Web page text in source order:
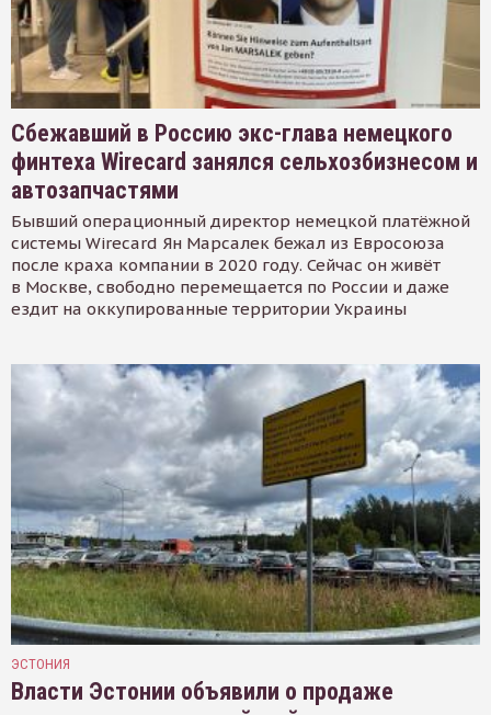
Сбежавший в Россию экс-глава немецкого
финтеха Wirecard занялся сельхозбизнесом и
автозапчастями
Бывший операционный директор немецкой платёжной
системы Wirecard Ян Марсалек бежал из Евросоюза
после краха компании в 2020 году. Сейчас он живёт
в Москве, свободно перемещается по России и даже
ездит на оккупированные территории Украины
ЭСТОНИЯ
Власти Эстонии объявили о продаже